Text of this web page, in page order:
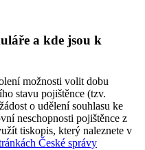
a kde jsou k
možnosti volit dobu
stavu pojištěnce (tzv.
o udělení souhlasu ke
neschopnosti pojištěnce z
tiskopis, který naleznete v
České správy